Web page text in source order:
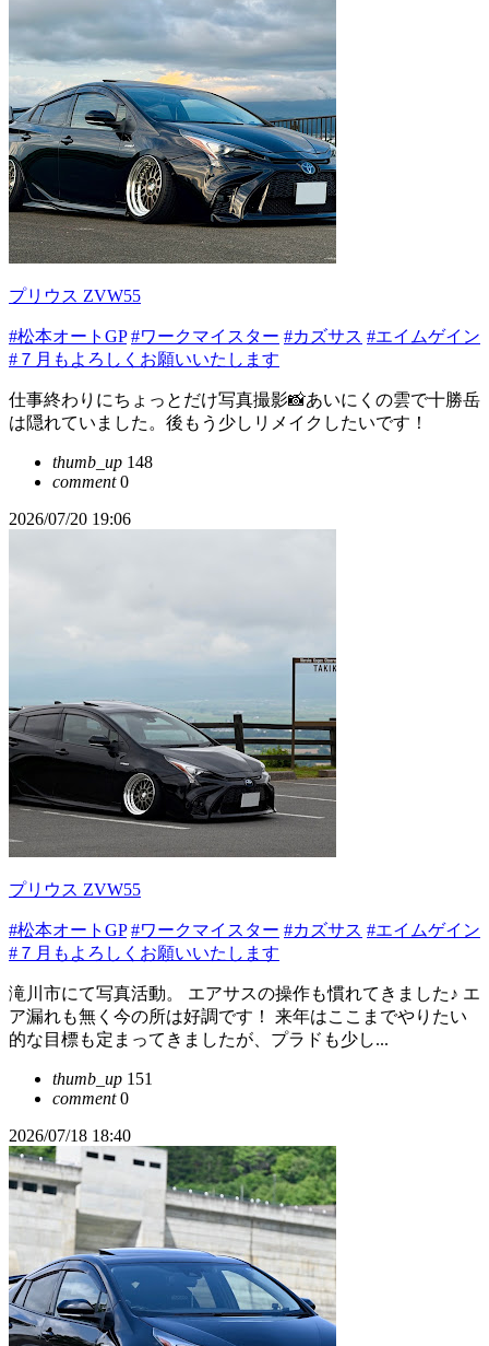
プリウス ZVW55
#松本オートGP #ワークマイスター #カズサス #エイムゲイン
#７月もよろしくお願いいたします
仕事終わりにちょっとだけ写真撮影📸あいにくの雲で十勝岳
は隠れていました。後もう少しリメイクしたいです！
thumb_up 148
comment0
2026/07/20 19:06
プリウス ZVW55
#松本オートGP #ワークマイスター #カズサス #エイムゲイン
#７月もよろしくお願いいたします
滝川市にて写真活動。 エアサスの操作も慣れてきました♪ エ
ア漏れも無く今の所は好調です！ 来年はここまでやりたい
的な目標も定まってきましたが、プラドも少し...
thumb_up 151
comment0
2026/07/18 18:40